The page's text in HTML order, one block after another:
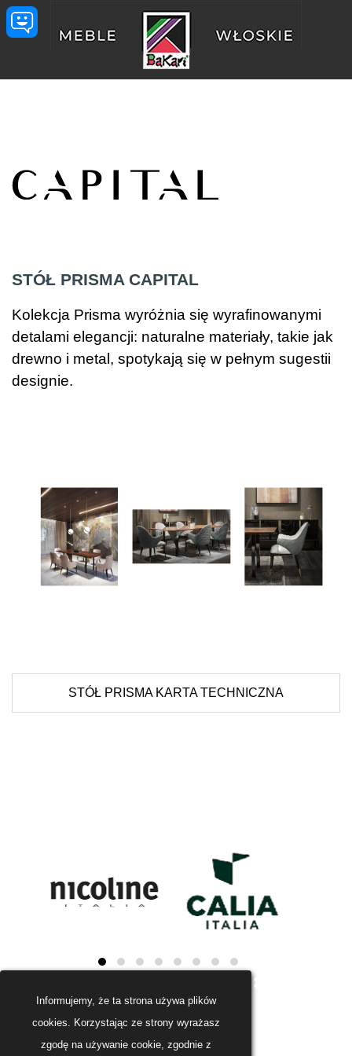
Informujemy, że ta strona używa plików
cookies. Korzystając ze strony wyrażasz
zgodę na używanie cookie, zgodnie z
Przejdź do treści
STÓŁ PRISMA CAPITAL
Kolekcja Prisma wyróżnia się wyrafinowanymi
detalami elegancji: naturalne materiały, takie jak
drewno i metal, spotykają się w pełnym sugestii
designie.
STÓŁ PRISMA KARTA TECHNICZNA